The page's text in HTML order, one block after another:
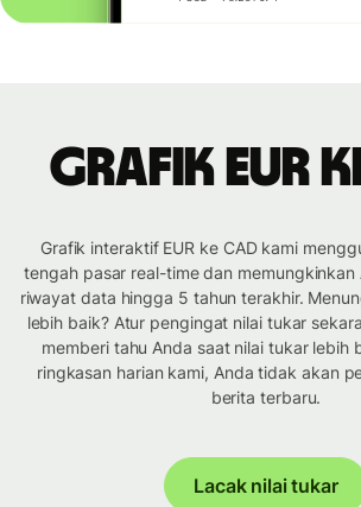
Grafik EUR
Grafik interaktif EUR ke CAD kami
tengah pasar real-time dan memungkinkan
riwayat data hingga 5 tahun terakhir.
lebih baik? Atur pengingat nilai tukar
memberi tahu Anda saat nilai tukar lebih
ringkasan harian kami, Anda tidak akan
berita terbaru.
Lacak nilai tukar